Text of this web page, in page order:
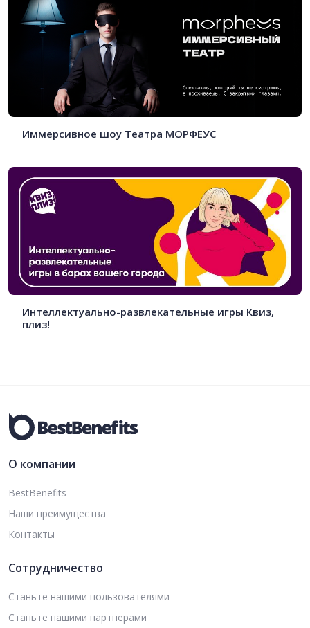
Иммерсивное шоу Театра МОРФЕУС
Интеллектуально-развлекательные игры Квиз,
плиз!
О компании
BestBenefits
Наши преимущества
Контакты
Сотрудничество
Станьте нашими пользователями
Станьте нашими партнерами